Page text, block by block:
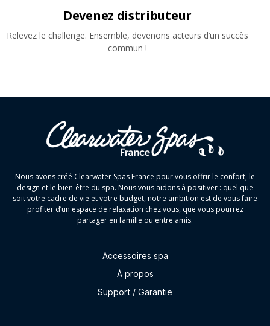
Devenez distributeur
Relevez le challenge. Ensemble, devenons acteurs d’un succès
commun !
Nous avons créé Clearwater Spas France pour vous offrir le confort, le
design et le bien-être du spa. Nous vous aidons à positiver : quel que
soit votre cadre de vie et votre budget, notre ambition est de vous faire
profiter d’un espace de relaxation chez vous, que vous pourrez
partager en famille ou entre amis.
Accessoires spa
À propos
Support / Garantie